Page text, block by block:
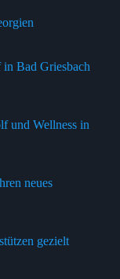
Bad Griesbach
und Wellness in
neues
gezielt